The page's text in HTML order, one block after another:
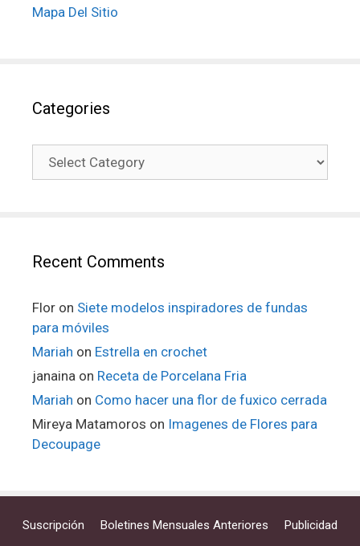
Mapa Del Sitio
Categories
Recent Comments
Flor on Siete modelos inspiradores de fundas
para móviles
Mariah on Estrella en crochet
janaina on Receta de Porcelana Fria
Mariah on Como hacer una flor de fuxico cerrada
Mireya Matamoros on Imagenes de Flores para
Decoupage
Suscripción Boletines Mensuales Anteriores
Publicidad